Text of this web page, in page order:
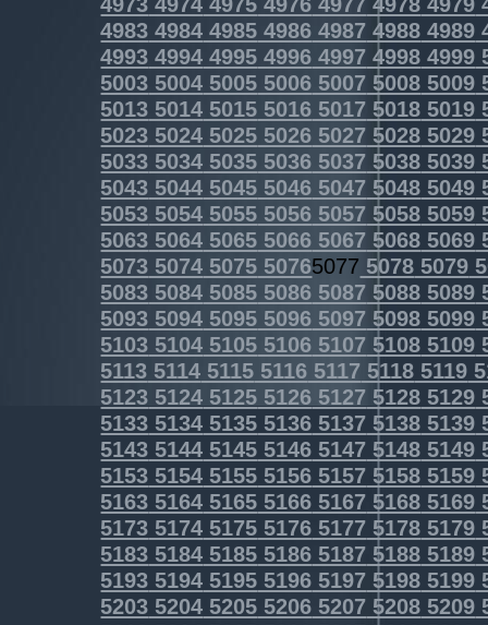
4983 4984 4985 4986 4987 4988 4989
4993 4994 4995 4996 4997 4998 4999
5003 5004 5005 5006 5007 5008 5009
5013 5014 5015 5016 5017 5018 5019
5023 5024 5025 5026 5027 5028 5029
5033 5034 5035 5036 5037 5038 5039
5043 5044 5045 5046 5047 5048 5049
5053 5054 5055 5056 5057 5058 5059
5063 5064 5065 5066 5067 5068 5069
5073 5074 5075 50765077 5078 5079
5083 5084 5085 5086 5087 5088 5089
5093 5094 5095 5096 5097 5098 5099
5103 5104 5105 5106 5107 5108 5109
5113 5114 5115 5116 5117 5118 5119
5123 5124 5125 5126 5127 5128 5129
5133 5134 5135 5136 5137 5138 5139
5143 5144 5145 5146 5147 5148 5149
5153 5154 5155 5156 5157 5158 5159
5163 5164 5165 5166 5167 5168 5169
5173 5174 5175 5176 5177 5178 5179
5183 5184 5185 5186 5187 5188 5189
5193 5194 5195 5196 5197 5198 5199
5203 5204 5205 5206 5207 5208 5209